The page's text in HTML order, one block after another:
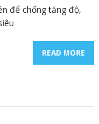
để chống tăng độ,
READ MORE